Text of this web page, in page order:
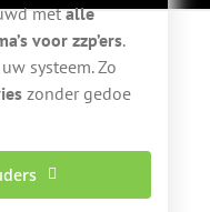
metalle
voor zzp’ers.
systeem. Zo
zonder gedoe